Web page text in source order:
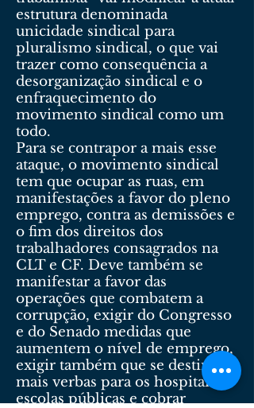
estrutura denominada
unicidade sindical para
pluralismo sindical, o que vai
trazer como consequência a
desorganização sindical e o
enfraquecimento do
movimento sindical como um
todo.
Para se contrapor a mais esse
ataque, o movimento sindical
tem que ocupar as ruas, em
manifestações a favor do pleno
emprego, contra as demissões e
o fim dos direitos dos
trabalhadores consagrados na
CLT e CF. Deve também se
manifestar a favor das
operações que combatem a
corrupção, exigir do Congresso
e do Senado medidas que
aumentem o nível de emprego,
exigir também que se destine
mais verbas para os hospitais e
escolas públicas e cobrar